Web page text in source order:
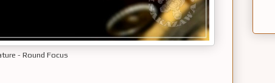
- Round Focus